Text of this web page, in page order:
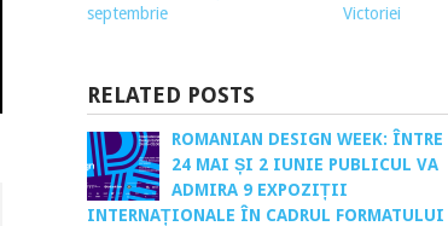
septembrie
Victoriei
RELATED POSTS
ROMANIAN DESIGN WEEK: ÎNTRE
24 MAI ȘI 2 IUNIE PUBLICUL VA
ADMIRA 9 EXPOZIȚII
INTERNAȚIONALE ÎN CADRUL FORMATULUI